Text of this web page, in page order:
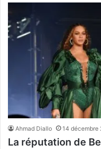
Ahmad Diallo 14 décembre
La réputation de